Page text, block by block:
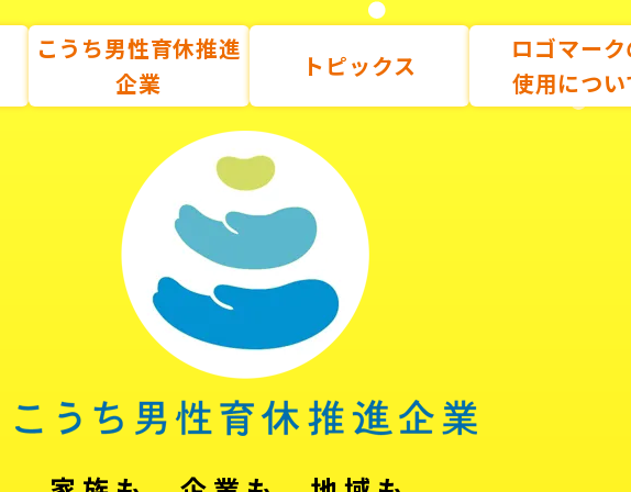
こうち男性育休推進
企業
トピックス
ロゴマーク
使用につい